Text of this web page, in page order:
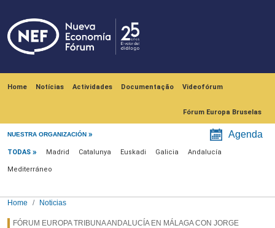
Home Notícias Actividades Documentação Videofórum
Fórum Europa Bruselas
NUESTRA ORGANIZACIÓN Agenda
Menú noticias
TODAS Madrid Catalunya Euskadi Galicia Andalucía
Mediterráneo
Home Noticias
FÓRUM EUROPA TRIBUNA ANDALUCÍA EN MÁLAGA CON JORGE